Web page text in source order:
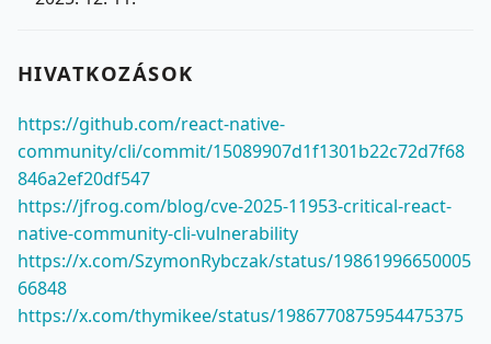
HIVATKOZÁSOK
https://github.com/react-native-
community/cli/commit/15089907d1f1301b22c72d7f68
846a2ef20df547
https://jfrog.com/blog/cve-2025-11953-critical-react-
native-community-cli-vulnerability
https://x.com/SzymonRybczak/status/19861996650005
66848
https://x.com/thymikee/status/1986770875954475375